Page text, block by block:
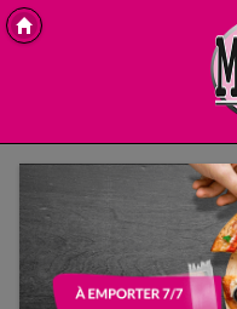
Copyright Des-click